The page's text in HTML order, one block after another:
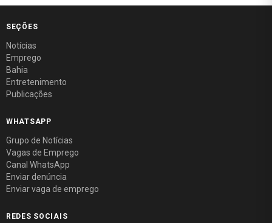
SEÇÕES
Notícias
Emprego
Bahia
Entretenimento
Publicações
WHATSAPP
Grupo de Notícias
Vagas de Emprego
Canal WhatsApp
Enviar denúncia
Enviar vaga de emprego
REDES SOCIAIS